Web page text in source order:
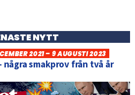
NYTT
2021 – 9 AUGUSTI 2023
några smakprov från två år